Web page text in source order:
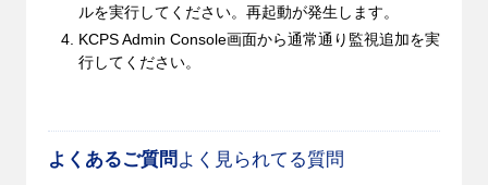
ルを実行してください。再起動が発生します。
KCPS Admin Console画面から通常通り監視追加を実
行してください。
よくあるご質問 よく見られてる質問